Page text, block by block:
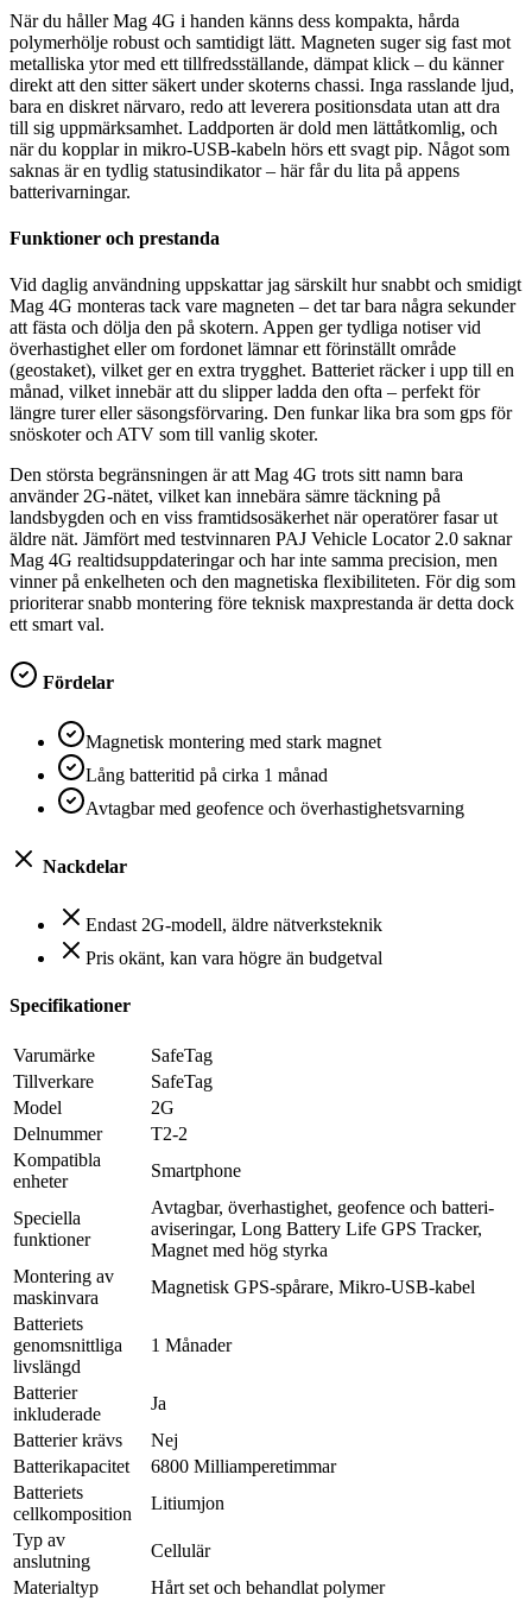
När du håller Mag 4G i handen känns dess kompakta, hårda
polymerhölje robust och samtidigt lätt. Magneten suger sig fast mot
metalliska ytor med ett tillfredsställande, dämpat klick – du känner
direkt att den sitter säkert under skoterns chassi. Inga rasslande ljud,
bara en diskret närvaro, redo att leverera positionsdata utan att dra
till sig uppmärksamhet. Laddporten är dold men lättåtkomlig, och
när du kopplar in mikro-USB-kabeln hörs ett svagt pip. Något som
saknas är en tydlig statusindikator – här får du lita på appens
batterivarningar.
Funktioner och prestanda
Vid daglig användning uppskattar jag särskilt hur snabbt och smidigt
Mag 4G monteras tack vare magneten – det tar bara några sekunder
att fästa och dölja den på skotern. Appen ger tydliga notiser vid
överhastighet eller om fordonet lämnar ett förinställt område
(geostaket), vilket ger en extra trygghet. Batteriet räcker i upp till en
månad, vilket innebär att du slipper ladda den ofta – perfekt för
längre turer eller säsongsförvaring. Den funkar lika bra som gps för
snöskoter och ATV som till vanlig skoter.
Den största begränsningen är att Mag 4G trots sitt namn bara
använder 2G-nätet, vilket kan innebära sämre täckning på
landsbygden och en viss framtidsosäkerhet när operatörer fasar ut
äldre nät. Jämfört med testvinnaren PAJ Vehicle Locator 2.0 saknar
Mag 4G realtidsuppdateringar och har inte samma precision, men
vinner på enkelheten och den magnetiska flexibiliteten. För dig som
prioriterar snabb montering före teknisk maxprestanda är detta dock
ett smart val.
Fördelar
Magnetisk montering med stark magnet
Lång batteritid på cirka 1 månad
Avtagbar med geofence och överhastighetsvarning
Nackdelar
Endast 2G-modell, äldre nätverksteknik
Pris okänt, kan vara högre än budgetval
Specifikationer
Varumärke
‎SafeTag
Tillverkare
‎SafeTag
Model
‎2G
Delnummer
‎T2-2
Kompatibla
enheter
‎Smartphone
Speciella
funktioner
‎Avtagbar, överhastighet, geofence och batteri-
aviseringar, Long Battery Life GPS Tracker,
Magnet med hög styrka
Montering av
maskinvara
‎Magnetisk GPS-spårare, Mikro-USB-kabel
Batteriets
genomsnittliga
livslängd
‎1 Månader
Batterier
inkluderade
‎Ja
Batterier krävs
‎Nej
Batterikapacitet
‎6800 Milliamperetimmar
Batteriets
cellkomposition
‎Litiumjon
Typ av
anslutning
‎Cellulär
Materialtyp
‎Hårt set och behandlat polymer